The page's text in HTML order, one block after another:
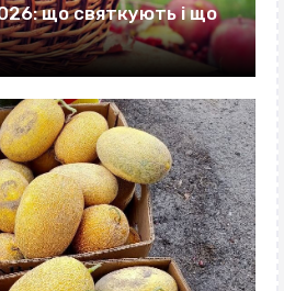
що святкують і що